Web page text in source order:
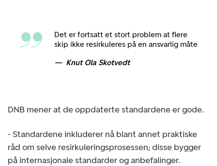
Det er fortsatt et stort problem at flere
skip ikke resirkuleres på en ansvarlig måte
Knut Ola Skotvedt
DNB mener at de oppdaterte standardene er gode.
- Standardene inkluderer nå blant annet praktiske
råd om selve resirkuleringsprosessen; disse bygger
på internasjonale standarder og anbefalinger.